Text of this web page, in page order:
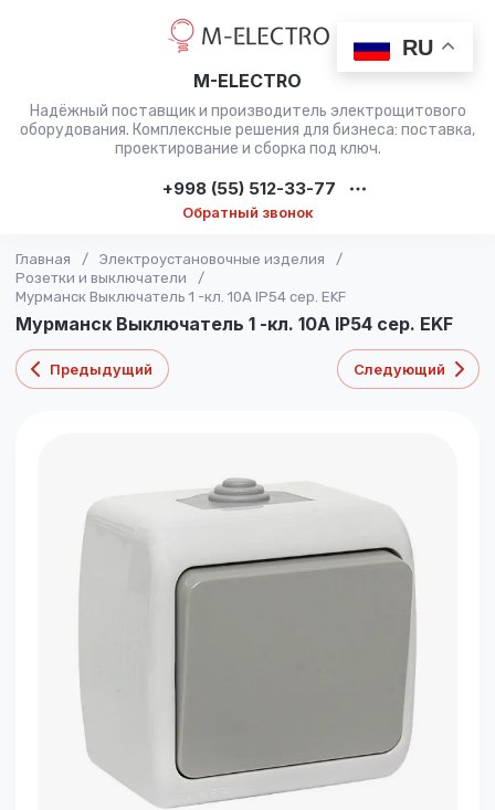
RU
M-ELECTRO
Надёжный поставщик и производитель электрощитового
оборудования. Комплексные решения для бизнеса: поставка,
проектирование и сборка под ключ.
+998 (55) 512-33-77
Обратный звонок
Главная / Электроустановочные изделия
/
Розетки и выключатели
/
Мурманск Выключатель 1 -кл. 10А IP54 сер. EKF
Мурманск Выключатель 1 -кл. 10А IP54 сер. EKF
Предыдущий Следующий